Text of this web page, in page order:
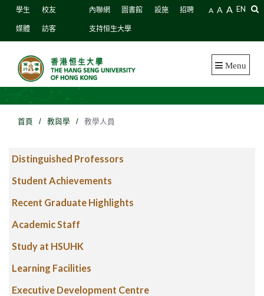
學生 校友
媒體 訪客
內聯網 圖書館 設施 招聘
支持恒生大學
A A A EN
Menu
首頁 / 教與學 / 教學人員
Distinguished Professors
Student Achievements
Recent Graduate Highlights
Academic Staff
Study at HSUHK
Learning Facilities
Executive Development Centre